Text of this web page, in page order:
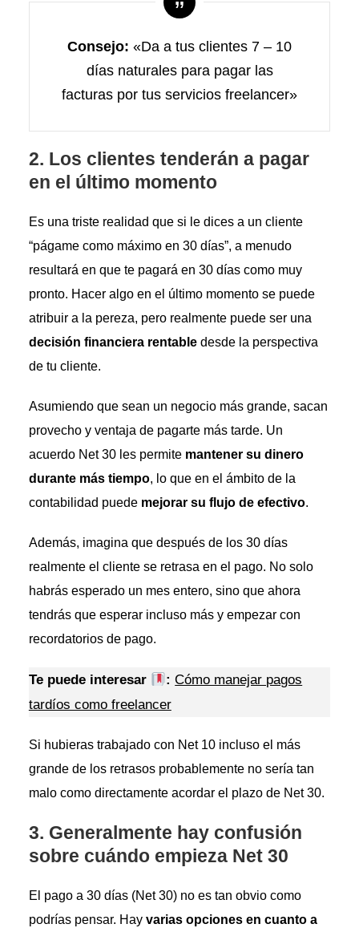
Consejo: «Da a tus clientes 7 – 10
días naturales para pagar las
facturas por tus servicios freelancer»
2. Los clientes tenderán a pagar
en el último momento
Es una triste realidad que si le dices a un cliente
“págame como máximo en 30 días”, a menudo
resultará en que te pagará en 30 días como muy
pronto. Hacer algo en el último momento se puede
atribuir a la pereza, pero realmente puede ser una
decisión financiera rentabledesde la perspectiva
de tu cliente.
Asumiendo que sean un negocio más grande, sacan
provecho y ventaja de pagarte más tarde. Un
acuerdo Net 30 les permite mantener su dinero
durante más tiempo, lo que en el ámbito de la
contabilidad puede mejorar su flujo de efectivo.
Además, imagina que después de los 30 días
realmente el cliente se retrasa en el pago. No solo
habrás esperado un mes entero, sino que ahora
tendrás que esperar incluso más y empezar con
recordatorios de pago.
Te puede interesar : Cómo manejar pagos
tardíos como freelancer
Si hubieras trabajado con Net 10 incluso el más
grande de los retrasos probablemente no sería tan
malo como directamente acordar el plazo de Net 30.
3. Generalmente hay confusión
sobre cuándo empieza Net 30
El pago a 30 días (Net 30) no es tan obvio como
podrías pensar. Hay varias opciones en cuanto a